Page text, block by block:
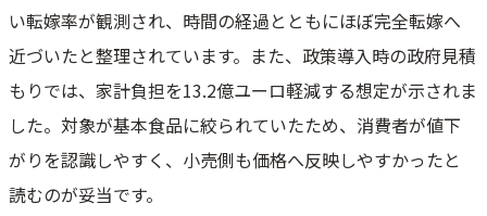
い転嫁率が観測され、時間の経過とともにほぼ完全転嫁へ
近づいたと整理されています。また、政策導入時の政府見積
もりでは、家計負担を13.2億ユーロ軽減する想定が示されま
した。対象が基本食品に絞られていたため、消費者が値下
がりを認識しやすく、小売側も価格へ反映しやすかったと
読むのが妥当です。